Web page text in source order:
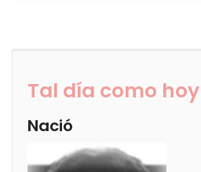
Tal día como hoy
Nació